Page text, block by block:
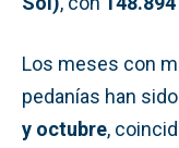
Los meses con
pedanías han sido
y octubre,